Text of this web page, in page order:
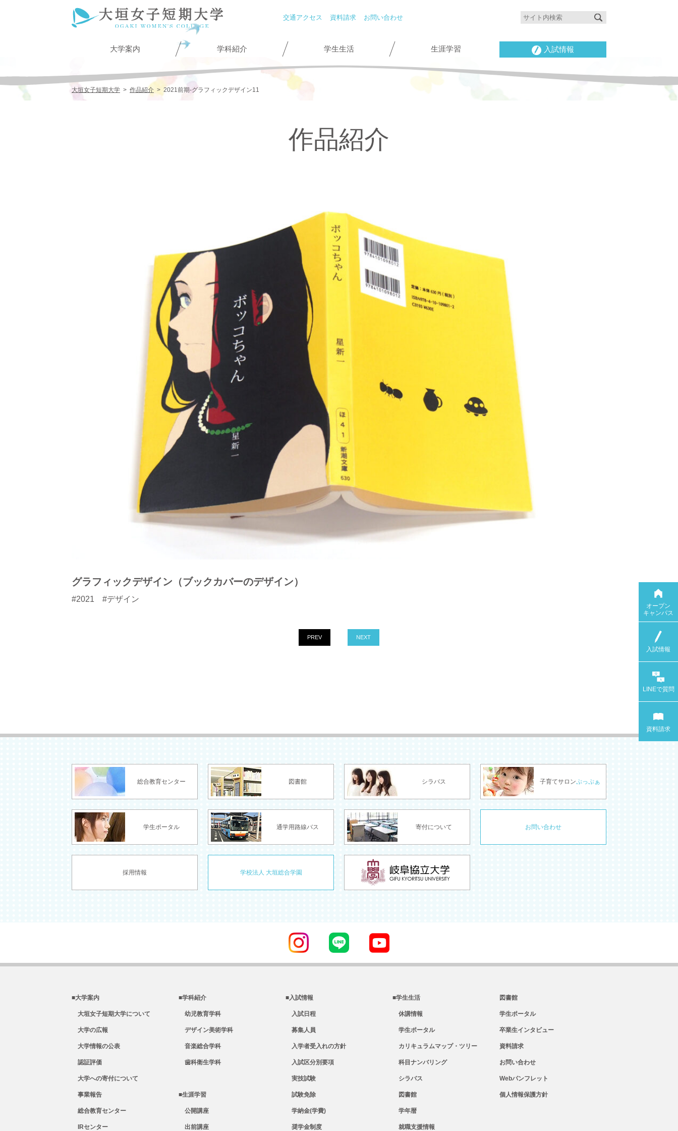
交通アクセス 資料請求 お問い合わせ
大学案内 学科紹介 学生生活 生涯学習 入試情報
大垣女子短期大学 > 作品紹介 > 2021前期-グラフィックデザイン11
作品紹介
グラフィックデザイン（ブックカバーのデザイン）
#2021 #デザイン
PREV NEXT
総合教育センター 図書館 シラバス 子育てサロンぷっぷぁ
学生ポータル 通学用路線バス 寄付について お問い合わせ
採用情報 学校法人 大垣総合学園
■大学案内
大垣女子短期大学について
大学の広報
大学情報の公表
認証評価
大学への寄付について
事業報告
総合教育センター
IRセンター
■学科紹介
幼児教育学科
デザイン美術学科
音楽総合学科
歯科衛生学科
■生涯学習
公開講座
出前講座
■入試情報
入試日程
募集人員
入学者受入れの方針
入試区分別要項
実技試験
試験免除
学納金(学費)
奨学金制度
■学生生活
休講情報
学生ポータル
カリキュラムマップ・ツリー
科目ナンバリング
シラバス
図書館
学年暦
就職支援情報
図書館
学生ポータル
卒業生インタビュー
資料請求
お問い合わせ
Webパンフレット
個人情報保護方針
オープン
キャンパス
入試情報
LINEで質問
資料請求